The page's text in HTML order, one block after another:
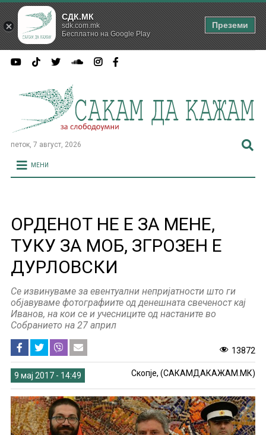
петок, 7 август, 2026
МЕНИ
ОРДЕНОТ НЕ Е ЗА МЕНЕ,
ТУКУ ЗА МОБ, ЗГРОЗЕН Е
ДУРЛОВСКИ
Се извинуваме за евентуални непријатности што ги
објавуваме фотографиите од денешната свеченост кај
Иванов, на кои се и учесниците од настаните во
Собранието на 27 април
13872
9 мај 2017 - 14:49 Скопје, (САКАМДАКАЖАМ.МК)
СДК.МК
sdk.com.mk
Бесплатно на Google Play
Преземи